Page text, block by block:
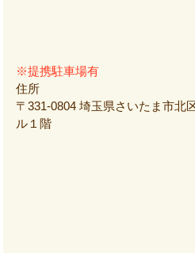
※提携駐車場有
住所
〒331-0804 埼玉県さいたま市北
ル１階